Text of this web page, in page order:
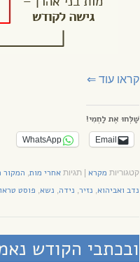
קראו עוד ⇐
שַׁלְּחוּ אֶת לַחְמִי!
Email
WhatsApp
קטגוריות מקרא תגיות אחרי מות, המקור
נדב ואביהוא, נזיר, נידה, נשא, פוסט
ובכתבי הקודש